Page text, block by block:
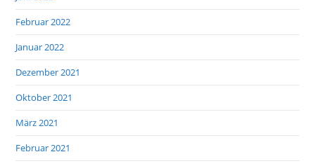
Februar 2022
Januar 2022
Dezember 2021
Oktober 2021
März 2021
Februar 2021